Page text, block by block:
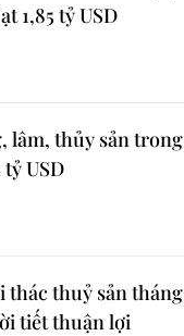
1,85 tỷ USD
lâm, thủy sản trong
tỷ USD
thác thuỷ sản tháng
tiết thuận lợi